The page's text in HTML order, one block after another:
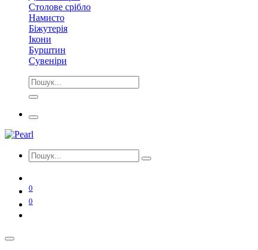
Столове срібло
Намисто
Біжутерія
Ікони
Бурштин
Сувеніри
0
0